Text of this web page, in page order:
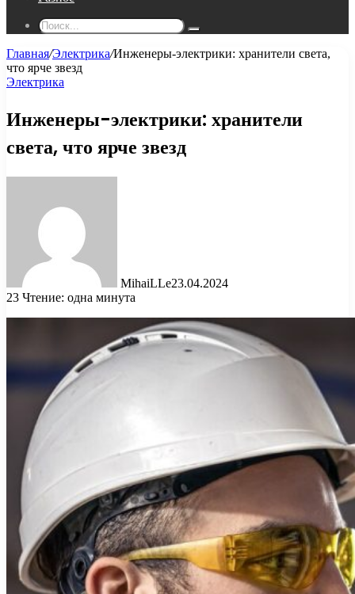
Поиск...
Главная/Электрика/Инженеры-электрики: хранители света,
что ярче звезд
Электрика
Инженеры-электрики: хранители
света, что ярче звезд
MihaiLLe23.04.2024
23 Чтение: одна минута